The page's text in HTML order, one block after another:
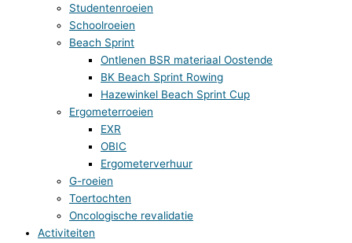
Studentenroeien
Schoolroeien
Beach Sprint
Ontlenen BSR materiaal Oostende
BK Beach Sprint Rowing
Hazewinkel Beach Sprint Cup
Ergometerroeien
EXR
OBIC
Ergometerverhuur
G-roeien
Toertochten
Oncologische revalidatie
Activiteiten